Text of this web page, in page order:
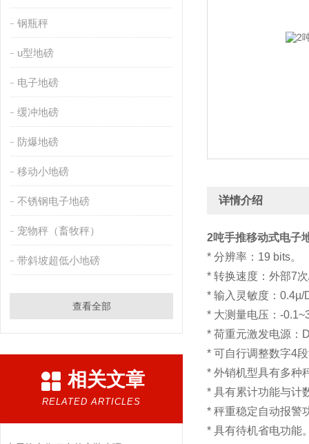
钢瓶秤
u型地磅
电子地磅
缓冲地磅
防爆地磅
移动小地磅
不锈钢电子地磅
宠物秤（畜牧秤）
带斜坡超低小地磅
查看全部
相关文章
RELATED ARTICLES
详情介绍
2吨手推移动式电子
* 分辨率：19 bits。
* 转换速度：外部7
* 输入灵敏度：0.4µ/
* 大测量电压：-
* 荷重元激发电源：
* 可自行调整数字4
* 外销机型具有多种
* 具有累计功能与计
* 秤重稳定自动报警
* 具有待机省电功能